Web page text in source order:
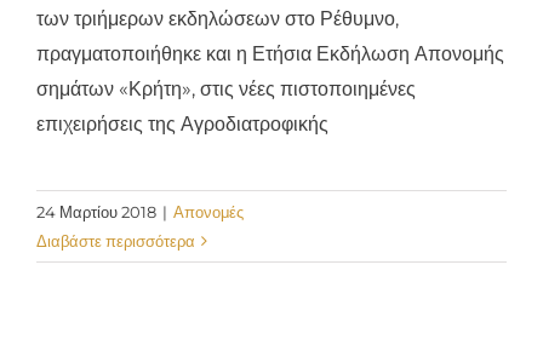
των τριήμερων εκδηλώσεων στο Ρέθυμνο,
πραγματοποιήθηκε και η Ετήσια Εκδήλωση Απονομής
σημάτων «Κρήτη», στις νέες πιστοποιημένες
επιχειρήσεις της Αγροδιατροφικής
24 Μαρτίου 2018 | Απονομές
Διαβάστε περισσότερα